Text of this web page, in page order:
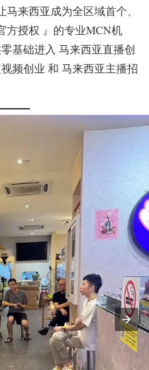
来西亚成为全区域首个、
方授权 』的专业MCN机
基础进入 马来西亚直播创
频创业 和 马来西亚主播招